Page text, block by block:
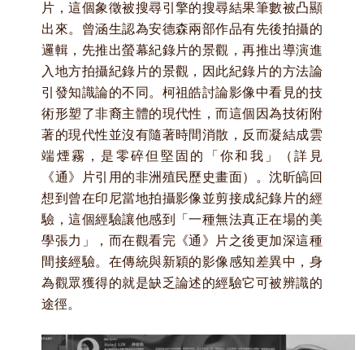
片，這個象徵被搜尋引擎的搜尋結果筆數被凸顯
出來。曾涵生認為安德森兩部作品有先後拍攝的
邏輯，先推出螢幕紀錄片的景觀，再推出導演進
入地方拍攝紀錄片的景觀，因此紀錄片的方法論
引發知識論的不同。柯祖皓討論影像中看見的技
術形塑了非裔主體的現代性，而這個因為技術附
著的現代性並沒有隨著時間消散，反而凝結成雲
端煙霧，是零碎但堅固的「你和我」（詳見
《通》片引用的非洲殖民歷史畫面）。沈昕皜回
想到曾在印尼當地拍攝影像並剪接成紀錄片的經
驗，這個經驗讓他感到「一種無法真正在場的美
學張力」，而在觀看完《通》片之後更加深這種
間接經驗。在傳統與新穎的影像感知差異中，身
為觀眾獲得的就是缺乏論述的經驗它可被辨識的
途徑。